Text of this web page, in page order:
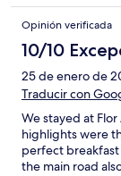
Opinión verificada
10/10
25 de enero de
Traducir con
We stayed at
highlights were
perfect breakfast
the main road